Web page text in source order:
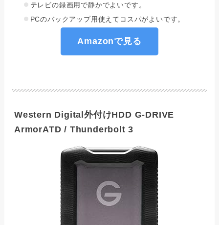
テレビの録画用で静かでよいです。
PCのバックアップ用使えてコスパがよいです。
Amazonで見る
Western Digital外付けHDD G-DRIVE
ArmorATD / Thunderbolt 3